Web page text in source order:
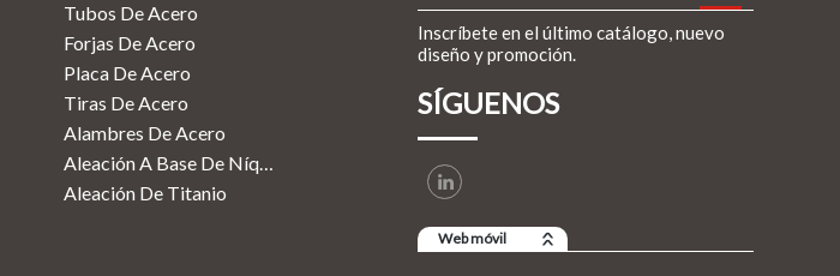
Tubos De Acero
Forjas De Acero
Placa De Acero
Tiras De Acero
Alambres De Acero
Aleación A Base De Níquel
Aleación De Titanio
Inscríbete en el último catálogo, nuevo
diseño y promoción.
SÍGUENOS
Web móvil